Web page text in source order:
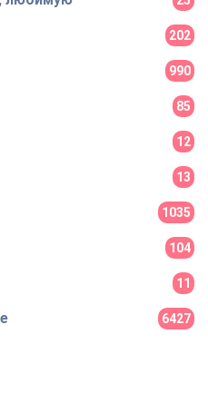
202
990
85
12
13
1035
104
11
6427